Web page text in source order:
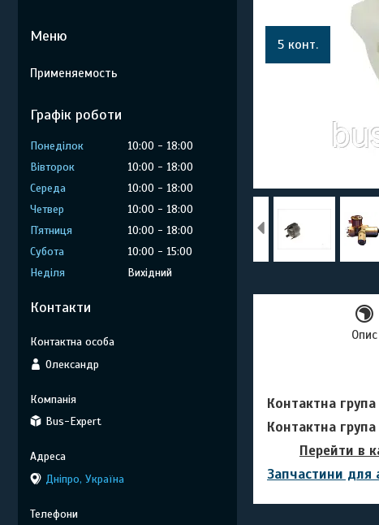
5 конт.
Опис
Контактна
Контактна
Перейти в
Запчастини для
Применяемость
Графік роботи
Понеділок 10:00
18:00
Вівторок
10:00
18:00
Середа
10:00
18:00
Четвер
10:00
18:00
Пʼятниця
10:00
18:00
Субота
10:00
15:00
Неділя
Вихідний
Контакти
Олександр
Bus-Expert
Дніпро, Україна